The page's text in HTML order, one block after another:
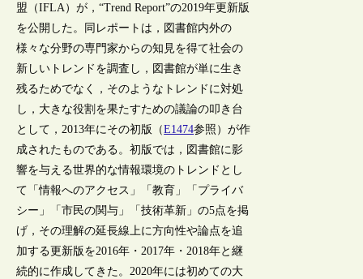
盟（IFLA）が，“Trend Report”の2019年更新版
を公開した。同レポートは，図書館内外の
様々な分野の専門家からの知見を得て社会の
新しいトレンドを調査し，図書館が単に生き
残るためでなく，そのようなトレンドに対処
し，大きな役割を果たすための議論の叩き台
として，2013年にその初版（E1474参照）が作
成されたものである。初版では，図書館に影
響を与える世界的な情報環境のトレンドとし
て「情報へのアクセス」「教育」「プライバ
シー」「市民の関与」「技術革新」の5点を掲
げ，その理解の延長線上に方向性や論点を追
加する更新版を2016年・2017年・2018年と継
続的に作成してきた。2020年には初めての大